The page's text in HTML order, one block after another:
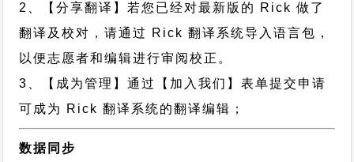
2、【分享翻译】若您已经对最新版的 Rick 做了
翻译及校对，请通过 Rick 翻译系统导入语言包，
以便志愿者和编辑进行审阅校正。
3、【成为管理】通过【加入我们】表单提交申请
可成为 Rick 翻译系统的翻译编辑；
数据同步